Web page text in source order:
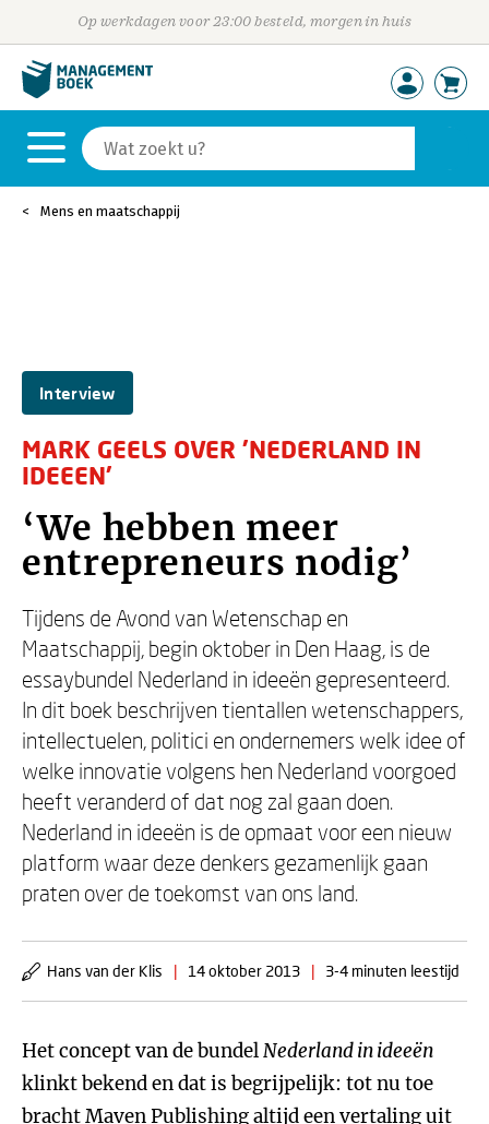
Op werkdagen voor 23:00 besteld, morgen in huis
Mens en maatschappij
Interview
MARK GEELS OVER 'NEDERLAND IN
IDEEEN'
‘We hebben meer
entrepreneurs nodig’
Tijdens de Avond van Wetenschap en
Maatschappij, begin oktober in Den Haag, is de
essaybundel Nederland in ideeën gepresenteerd.
In dit boek beschrijven tientallen wetenschappers,
intellectuelen, politici en ondernemers welk idee of
welke innovatie volgens hen Nederland voorgoed
heeft veranderd of dat nog zal gaan doen.
Nederland in ideeën is de opmaat voor een nieuw
platform waar deze denkers gezamenlijk gaan
praten over de toekomst van ons land.
Hans van der Klis | 14 oktober 2013 | 3-4 minuten leestijd
Het concept van de bundelNederland in ideeën
klinkt bekend en dat is begrijpelijk: tot nu toe
bracht Maven Publishing altijd een vertaling uit